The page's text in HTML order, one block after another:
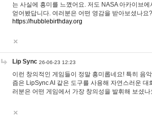
는 사실에 흥미를 느꼈어요. 저도 NASA 아카이브
얻어봤답니다. 여러분은 어떤 영감을 받아보셨나요?
https://hubblebirthday.org
Lip Sync 26-06-23 12:23
이런 창의적인 게임들이 정말 흥미롭네요! 특히 음
즘은 LipSync AI 같은 도구를 사용해 자연스러운
러분은 어떤 게임에서 가장 창의성을 발휘해 보셨나